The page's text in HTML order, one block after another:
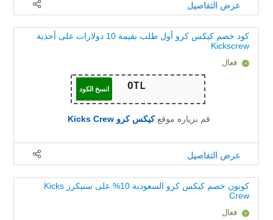
عرض التفاصيل
كود خصم كيكس كرو أول طلب بقيمة 10 دولارات على أحذية
Kickscrew
فعال
انسخ الكود
قم بزياره موقعكيكس كرو Kicks Crew
عرض التفاصيل
كوبون خصم كيكس كرو السعودية 10% على سنيكرز Kicks
Crew
فعال